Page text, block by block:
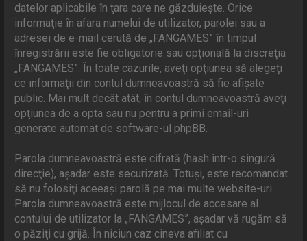
datelor aplicabile în ţara care ne găzduieşte. Orice
informaţie în afara numelui de utilizator, parolei sau a
adresei de e-mail cerută de „FANGAMES” în timpul
înregistrării este fie obligatorie sau opţională la discreţia
„FANGAMES”. În toate cazurile, aveţi opţiunea să alegeţi
ce informaţii din contul dumneavoastră să fie afişate
public. Mai mult decât atât, în contul dumneavoastră aveţi
opţiunea de a opta sau nu pentru a primi email-uri
generate automat de software-ul phpBB.
Parola dumneavoastră este cifrată (hash într-o singură
direcţie), aşadar este securizată. Totuşi, este recomandat
să nu folosiţi aceeaşi parolă pe mai multe website-uri.
Parola dumneavoastră este mijlocul de accesare al
contului de utilizator la „FANGAMES”, aşadar vă rugăm să
o păziţi cu grijă. În niciun caz cineva afiliat cu